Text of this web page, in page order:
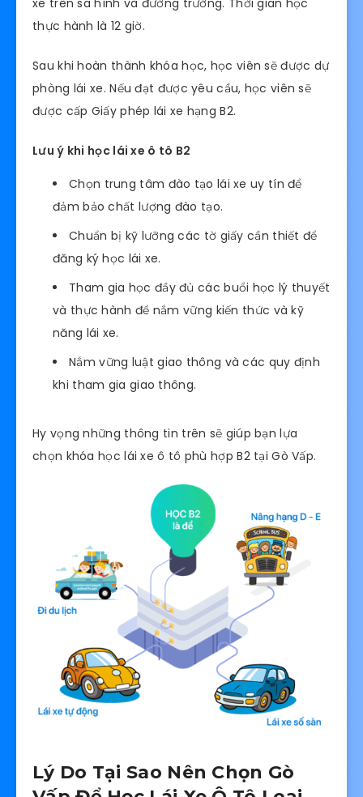
xe trên sa hình và đường trường. Thời gian học
thực hành là 12 giờ.
Sau khi hoàn thành khóa học, học viên sẽ được dự
phòng lái xe. Nếu đạt được yêu cầu, học viên sẽ
được cấp Giấy phép lái xe hạng B2.
Lưu ý khi học lái xe ô tô B2
Chọn trung tâm đào tạo lái xe uy tín để
đảm bảo chất lượng đào tạo.
Chuẩn bị kỹ lưỡng các tờ giấy cần thiết để
đăng ký học lái xe.
Tham gia học đầy đủ các buổi học lý thuyết
và thực hành để nắm vững kiến ​​thức và kỹ
năng lái xe.
Nắm vững luật giao thông và các quy định
khi tham gia giao thông.
Hy vọng những thông tin trên sẽ giúp bạn lựa
chọn khóa học lái xe ô tô phù hợp B2 tại Gò Vấp.
Lý Do Tại Sao Nên Chọn Gò